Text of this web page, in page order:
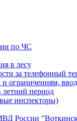
по ЧС
в лесу
за телефонный
и ограничениям,
летний период
инспекторы)
России